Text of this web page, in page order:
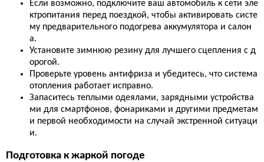
Если возможно, подключите ваш автомобиль к сети эле
ктропитания перед поездкой, чтобы активировать систе
му предварительного подогрева аккумулятора и салон
а.
Установите зимнюю резину для лучшего сцепления с д
орогой.
Проверьте уровень антифриза и убедитесь, что система
отопления работает исправно.
Запаситесь теплыми одеялами, зарядными устройства
ми для смартфонов, фонариками и другими предметам
и первой необходимости на случай экстренной ситуаци
и.
Подготовка к жаркой погоде